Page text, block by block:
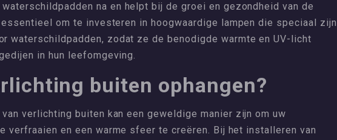
waterschildpadden na en helpt bij de groei en gezondheid van de
om te investeren in hoogwaardige lampen die speciaal zijn
waterschildpadden, zodat ze de benodigde warmte en UV-licht
in hun leefomgeving.
buiten ophangen?
van verlichting buiten kan een geweldige manier zijn om uw
verfraaien en een warme sfeer te creëren. Bij het installeren van